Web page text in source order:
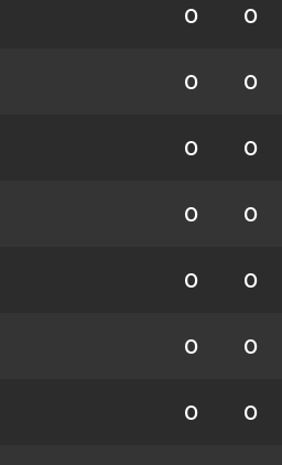
0 0
0 0
0 0
0 0
0 0
0 0
0 0